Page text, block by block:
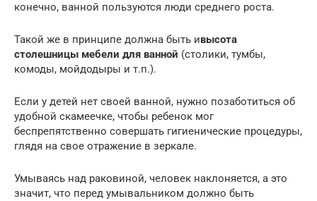
конечно, ванной пользуются люди среднего роста.
Такой же в принципе должна быть ивысота
столешницы мебели для ванной (столики, тумбы,
комоды, мойдодыры и т.п.).
Если у детей нет своей ванной, нужно позаботиться об
удобной скамеечке, чтобы ребенок мог
беспрепятственно совершать гигиенические процедуры,
глядя на свое отражение в зеркале.
Умываясь над раковиной, человек наклоняется, а это
значит, что перед умывальником должно быть